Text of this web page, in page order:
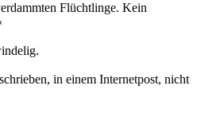
Flüchtlinge. Kein
in einem Internetpost, nicht